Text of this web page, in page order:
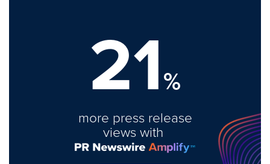
21%
more press release
views with